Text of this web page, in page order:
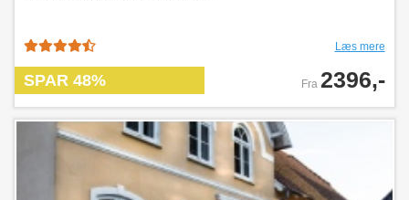
Læs mere
SPAR 48% Fra 2396,-